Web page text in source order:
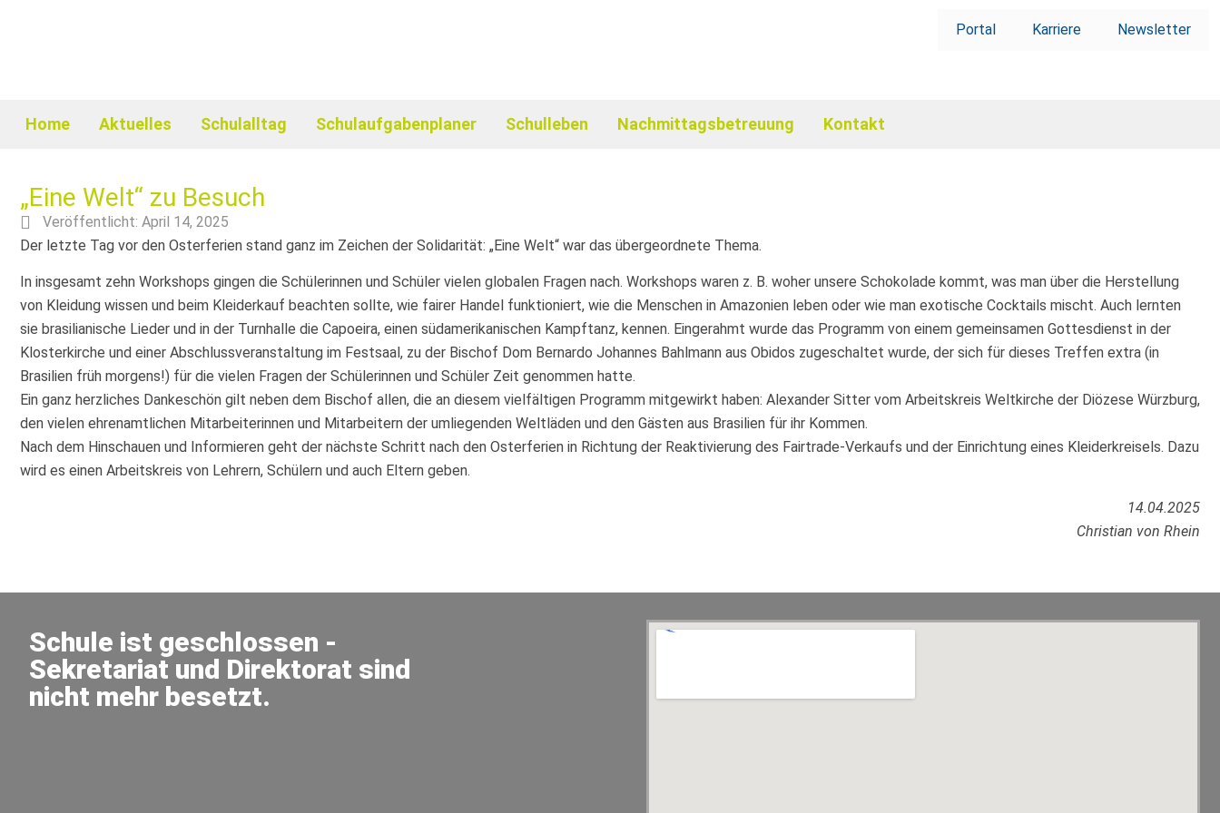
Portal Karriere Newsletter
Home Aktuelles Schulalltag Schulaufgabenplaner Schulleben Nachmittagsbetreuung Kontakt
„Eine Welt“ zu Besuch
Veröffentlicht: April 14, 2025
Der letzte Tag vor den Osterferien stand ganz im Zeichen der Solidarität: „Eine Welt“ war das übergeordnete Thema.
In insgesamt zehn Workshops gingen die Schülerinnen und Schüler vielen globalen Fragen nach. Workshops waren z. B. woher unsere Schokolade kommt, was man über die Herstellung
von Kleidung wissen und beim Kleiderkauf beachten sollte, wie fairer Handel funktioniert, wie die Menschen in Amazonien leben oder wie man exotische Cocktails mischt. Auch lernten
sie brasilianische Lieder und in der Turnhalle die Capoeira, einen südamerikanischen Kampftanz, kennen. Eingerahmt wurde das Programm von einem gemeinsamen Gottesdienst in der
Klosterkirche und einer Abschlussveranstaltung im Festsaal, zu der Bischof Dom Bernardo Johannes Bahlmann aus Obidos zugeschaltet wurde, der sich für dieses Treffen extra (in
Brasilien früh morgens!) für die vielen Fragen der Schülerinnen und Schüler Zeit genommen hatte.
Ein ganz herzliches Dankeschön gilt neben dem Bischof allen, die an diesem vielfältigen Programm mitgewirkt haben: Alexander Sitter vom Arbeitskreis Weltkirche der Diözese Würzburg,
den vielen ehrenamtlichen Mitarbeiterinnen und Mitarbeitern der umliegenden Weltläden und den Gästen aus Brasilien für ihr Kommen.
Nach dem Hinschauen und Informieren geht der nächste Schritt nach den Osterferien in Richtung der Reaktivierung des Fairtrade-Verkaufs und der Einrichtung eines Kleiderkreisels. Dazu
wird es einen Arbeitskreis von Lehrern, Schülern und auch Eltern geben.
14.04.2025
Christian von Rhein
Schule ist geschlossen -
Sekretariat und Direktorat sind
nicht mehr besetzt.